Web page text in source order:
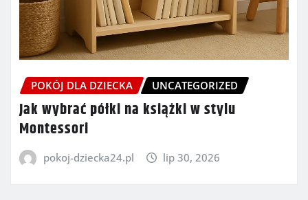
POKÓJ DLA DZIECKA UNCATEGORIZED
Jak wybrać półki na książki w stylu
Montessori
pokoj-dziecka24.pl lip 30, 2026